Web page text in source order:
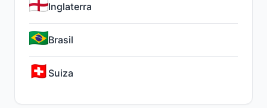
Inglaterra
Brasil
Suiza